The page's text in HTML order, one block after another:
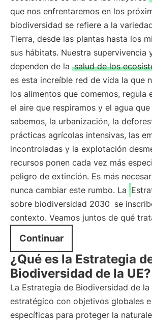
que nos enfrentaremos en los
biodiversidad se refiere a la
Tierra, desde las plantas hasta los
sus hábitats. Nuestra supervivencia
dependen de la salud de los
es esta increíble red de vida la que
los alimentos que comemos, regula
el aire que respiramos y el agua
sabemos, la urbanización, la
prácticas agrícolas intensivas, las
incontroladas y la explotación
recursos ponen cada vez más
peligro de extinción. Es más
nunca cambiar este rumbo. La
sobre biodiversidad 2030 se
contexto. Veamos juntos de qué
Continuar
¿Qué es la Estrategia
Biodiversidad de la UE?
La Estrategia de Biodiversidad de la
estratégico con objetivos globales
específicas para proteger la